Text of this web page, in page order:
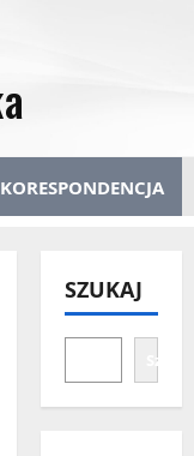
KORESPONDENCJA
SZUKAJ